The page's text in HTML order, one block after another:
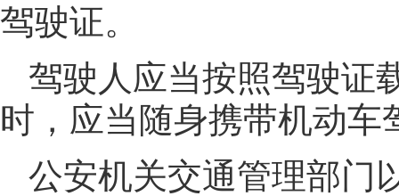
驾驶证。
驾驶人应当按照驾驶证
时，应当随身携带机动车
公安机关交通管理部门